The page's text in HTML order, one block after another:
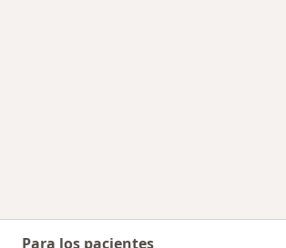
Para los pacientes